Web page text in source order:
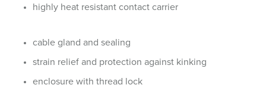
highly heat resistant contact carrier
cable gland and sealing
strain relief and protection against kinking
enclosure with thread lock